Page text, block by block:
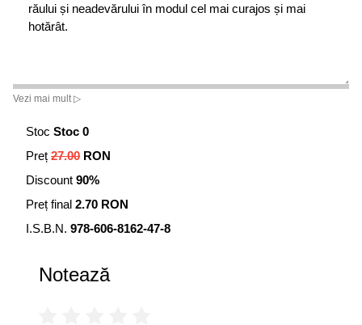
răului și neadevărului în modul cel mai curajos și mai
hotărât.
Vezi mai mult ▷
Stoc Stoc 0
Preț 27.00 RON
Discount 90%
Preț final 2.70 RON
I.S.B.N. 978-606-8162-47-8
Notează